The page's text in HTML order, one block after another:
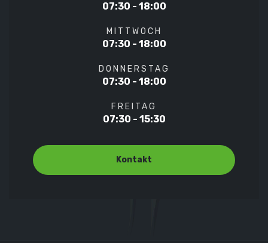
07:30 - 18:00
MITTWOCH
07:30 - 18:00
DONNERSTAG
07:30 - 18:00
FREITAG
07:30 - 15:30
Kontakt